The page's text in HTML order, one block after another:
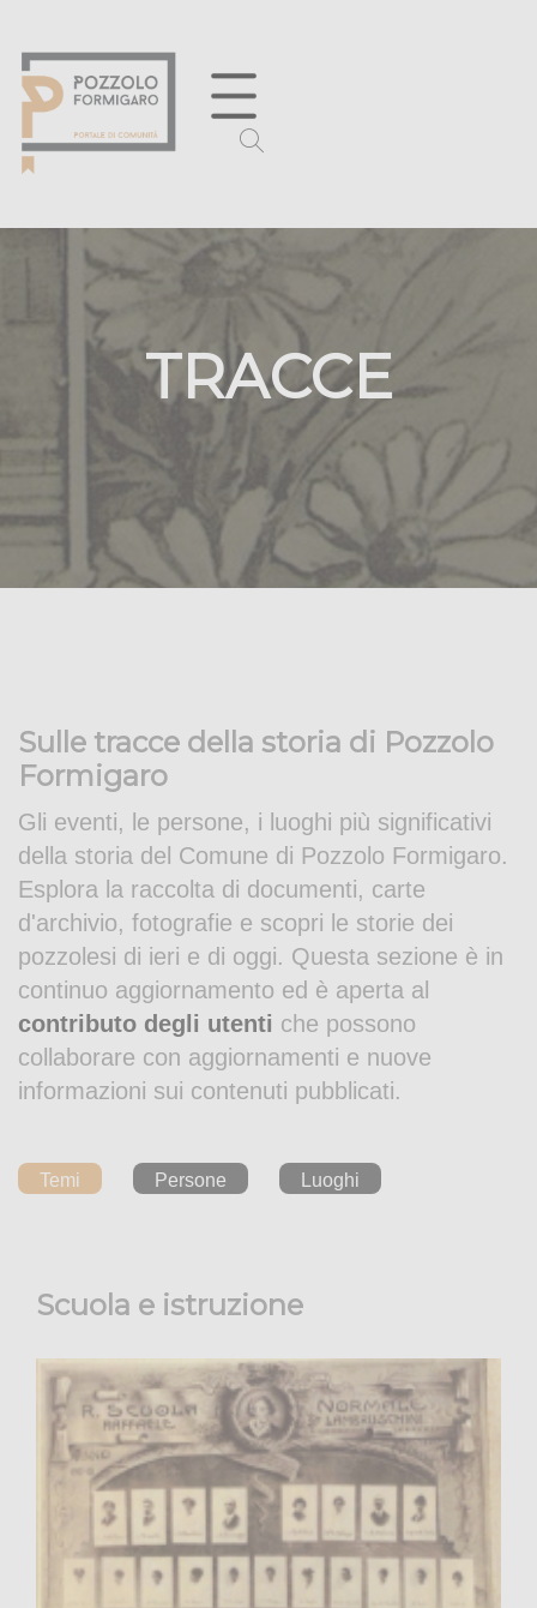
TRACCE
Sulle tracce della storia di Pozzolo
Formigaro
Gli eventi, le persone, i luoghi più significativi
della storia del Comune di Pozzolo Formigaro.
Esplora la raccolta di documenti, carte
d'archivio, fotografie e scopri le storie dei
pozzolesi di ieri e di oggi. Questa sezione è in
continuo aggiornamento ed è aperta al
contributo degli utenti che possono
collaborare con aggiornamenti e nuove
informazioni sui contenuti pubblicati.
Temi Persone Luoghi
Scuola e istruzione